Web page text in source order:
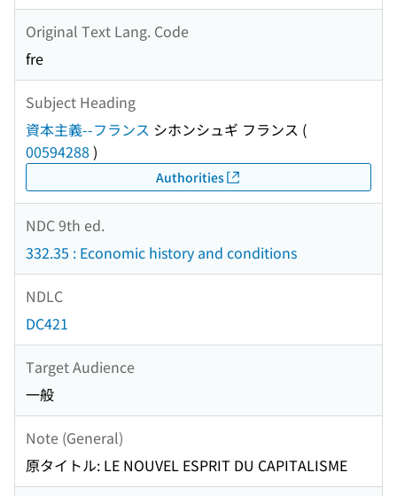
Original Text Lang. Code
fre
Subject Heading
資本主義--フランス シホンシュギ フランス (
00594288 )
Authorities
NDC 9th ed.
332.35 : Economic history and conditions
NDLC
DC421
Target Audience
一般
Note (General)
原タイトル: LE NOUVEL ESPRIT DU CAPITALISME